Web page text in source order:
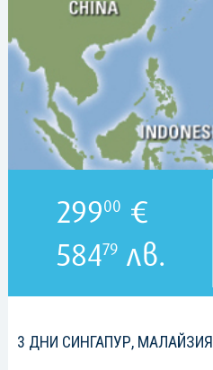
3 ДНИ СИНГАПУР, МАЛАЙЗИЯ
29900 €
58479лв.